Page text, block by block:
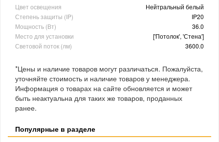
Цвет освещения
Нейтральный белый
Степень защиты (IP)
IP20
Мощность (Вт)
36.0
Место для установки
['Потолок', 'Стена']
Световой поток (лм)
3600.0
*Цены и наличие товаров могут различаться. Пожалуйста,
уточняйте стоимость и наличие товаров у менеджера.
Информация о товарах на сайте обновляется и может
быть неактуальна для таких же товаров, проданных
ранее.
Популярные в разделе